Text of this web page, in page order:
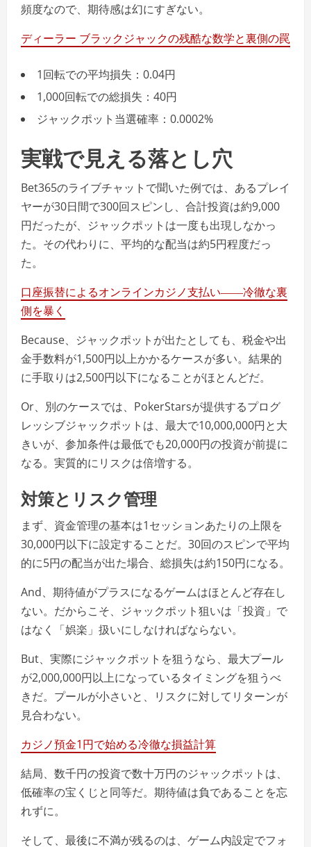
頻度なので、期待感は幻にすぎない。
ディーラー ブラックジャックの残酷な数学と裏側の罠
1回転での平均損失：0.04円
1,000回転での総損失：40円
ジャックポット当選確率：0.0002%
実戦で見える落とし穴
Bet365のライブチャットで聞いた例では、あるプレイ
ヤーが30日間で300回スピンし、合計投資は約9,000
円だったが、ジャックポットは一度も出現しなかっ
た。その代わりに、平均的な配当は約5円程度だっ
た。
口座振替によるオンラインカジノ支払い――冷徹な裏
側を暴く
Because、ジャックポットが出たとしても、税金や出
金手数料が1,500円以上かかるケースが多い。結果的
に手取りは2,500円以下になることがほとんどだ。
Or、別のケースでは、PokerStarsが提供するプログ
レッシブジャックポットは、最大で10,000,000円と大
きいが、参加条件は最低でも20,000円の投資が前提に
なる。実質的にリスクは倍増する。
対策とリスク管理
まず、資金管理の基本は1セッションあたりの上限を
30,000円以下に設定することだ。30回のスピンで平均
的に5円の配当が出た場合、総損失は約150円になる。
And、期待値がプラスになるゲームはほとんど存在し
ない。だからこそ、ジャックポット狙いは「投資」で
はなく「娯楽」扱いにしなければならない。
But、実際にジャックポットを狙うなら、最大プール
が2,000,000円以上になっているタイミングを狙うべ
きだ。プールが小さいと、リスクに対してリターンが
見合わない。
カジノ預金1円で始める冷徹な損益計算
結局、数千円の投資で数十万円のジャックポットは、
低確率の宝くじと同等だ。期待値は負であることを忘
れずに。
そして、最後に不満が残るのは、ゲーム内設定でフォ